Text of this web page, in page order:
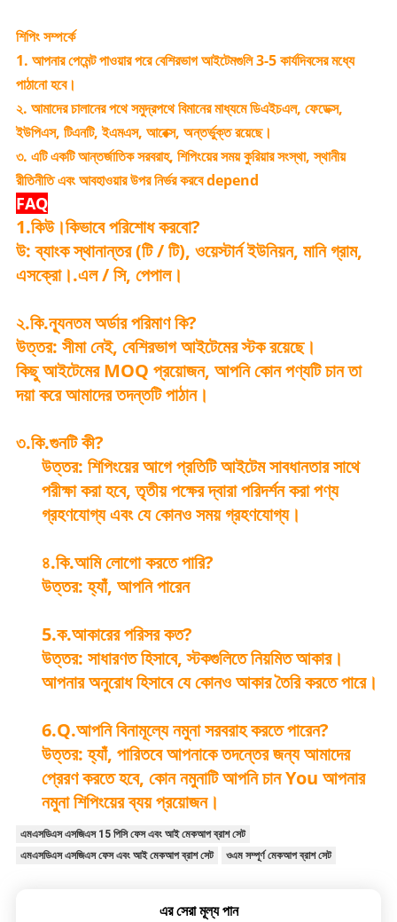
শিপিং সম্পর্কে
1. আপনার পেমেন্ট পাওয়ার পরে বেশিরভাগ আইটেমগুলি 3-5 কার্যদিবসের মধ্যে
পাঠানো হবে।
২. আমাদের চালানের পথে সমুদ্রপথে বিমানের মাধ্যমে ডিএইচএল, ফেডেক্স,
ইউপিএস, টিএনটি, ইএমএস, আরেক্স, অন্তর্ভুক্ত রয়েছে।
৩. এটি একটি আন্তর্জাতিক সরবরাহ, শিপিংয়ের সময় কুরিয়ার সংস্থা, স্থানীয়
রীতিনীতি এবং আবহাওয়ার উপর নির্ভর করবে depend
FAQ
1.কিউ।কিভাবে পরিশোধ করবো?
উ: ব্যাংক স্থানান্তর (টি / টি), ওয়েস্টার্ন ইউনিয়ন, মানি গ্রাম,
এসক্রো।.এল / সি, পেপাল।
২.কি.ন্যূনতম অর্ডার পরিমাণ কি?
উত্তর: সীমা নেই, বেশিরভাগ আইটেমের স্টক রয়েছে।
কিছু আইটেমের MOQ প্রয়োজন, আপনি কোন পণ্যটি চান তা
দয়া করে আমাদের তদন্তটি পাঠান।
৩.কি.গুনটি কী?
উত্তর: শিপিংয়ের আগে প্রতিটি আইটেম সাবধানতার সাথে
পরীক্ষা করা হবে, তৃতীয় পক্ষের দ্বারা পরিদর্শন করা পণ্য
গ্রহণযোগ্য এবং যে কোনও সময় গ্রহণযোগ্য।
৪.কি.আমি লোগো করতে পারি?
উত্তর: হ্যাঁ, আপনি পারেন
5.ক.আকারের পরিসর কত?
উত্তর: সাধারণত হিসাবে, স্টকগুলিতে নিয়মিত আকার।
আপনার অনুরোধ হিসাবে যে কোনও আকার তৈরি করতে পারে।
6.Q.আপনি বিনামূল্যে নমুনা সরবরাহ করতে পারেন?
উত্তর: হ্যাঁ, পারিতবে আপনাকে তদন্তের জন্য আমাদের
প্রেরণ করতে হবে, কোন নমুনাটি আপনি চান You আপনার
নমুনা শিপিংয়ের ব্যয় প্রয়োজন।
এমএসডিএস এসজিএস 15 পিসি ফেস এবং আই মেকআপ ব্রাশ সেট
এমএসডিএস এসজিএস ফেস এবং আই মেকআপ ব্রাশ সেট
ওএম সম্পূর্ণ মেকআপ ব্রাশ সেট
এর সেরা মূল্য পান